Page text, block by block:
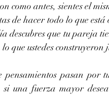
como antes, sientes el
de hacer todo lo que
descubres que tu pareja
que ustedes construyeron
pensamientos pasan por
si una fuerza mayor